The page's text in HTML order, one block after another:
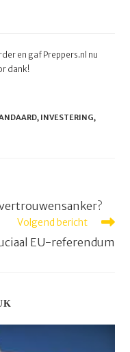
en gaf Preppers.nl nu
dank!
, INVESTERING,
Volgend bericht
EU-referendum